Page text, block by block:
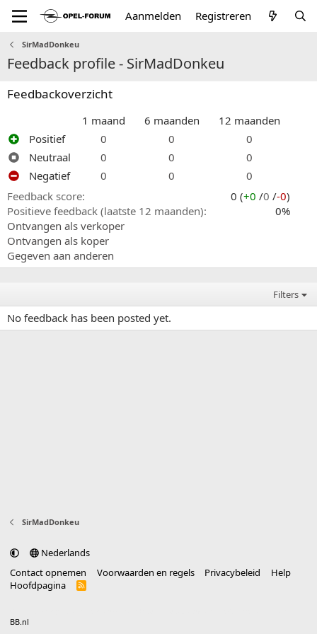
Aanmelden Registreren
SirMadDonkeu
Feedback profile - SirMadDonkeu
Feedbackoverzicht
1 maand 6 maanden
12 maanden
Positief
0 0
0
Neutraal
0 0
0
Negatief
0 0
0
Feedback score
0 (+0 /0 /-0)
Positieve feedback (laatste 12 maanden)
0%
Ontvangen als verkoper
Ontvangen als koper
Gegeven aan anderen
Filters
No feedback has been posted yet.
SirMadDonkeu
Nederlands
Contact opnemen
Voorwaarden en regels Privacybeleid
Help
Hoofdpagina
R
BB.nl